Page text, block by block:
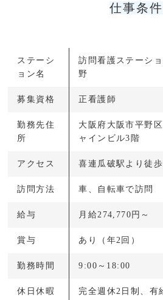
仕事条件
ステーシ
ョン名
訪問看護ステーシ
野
募集資格 正看護師
勤務先住
所
大阪府大阪市平野
ャインビル3階
アクセス 喜連瓜破駅より徒
訪問方法 車、自転車で訪問
給与 月給274,770円～
賞与 あり（年2回）
勤務時間 9:00～18:00
休日休暇
完全週休2日制、有